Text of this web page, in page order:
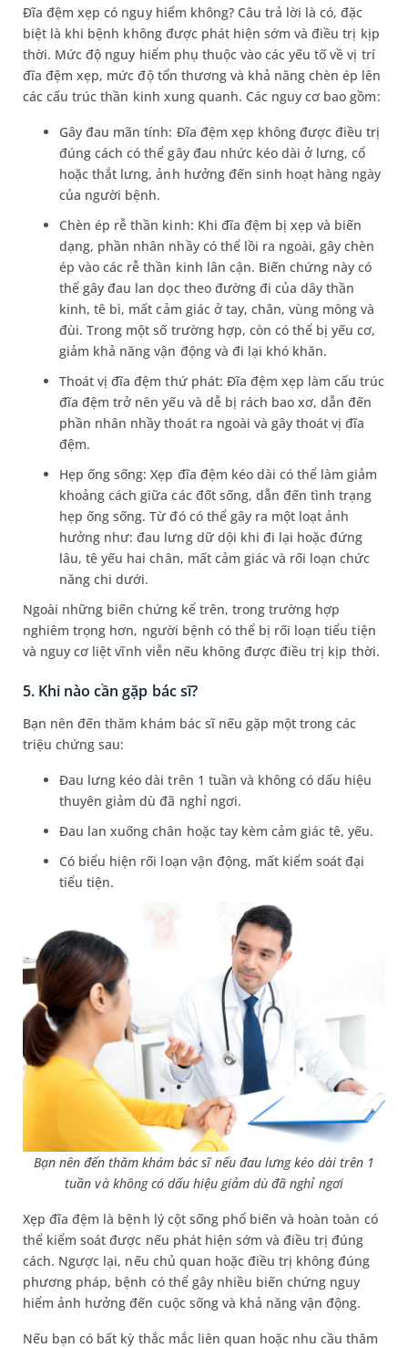
Đĩa đệm xẹp có nguy hiểm không? Câu trả lời là có, đặc
biệt là khi bệnh không được phát hiện sớm và điều trị kịp
thời. Mức độ nguy hiểm phụ thuộc vào các yếu tố về vị trí
đĩa đệm xẹp, mức độ tổn thương và khả năng chèn ép lên
các cấu trúc thần kinh xung quanh. Các nguy cơ bao gồm:
Gây đau mãn tính: Đĩa đệm xẹp không được điều trị
đúng cách có thể gây đau nhức kéo dài ở lưng, cổ
hoặc thắt lưng, ảnh hưởng đến sinh hoạt hàng ngày
của người bệnh.
Chèn ép rễ thần kinh: Khi đĩa đệm bị xẹp và biến
dạng, phần nhân nhầy có thể lồi ra ngoài, gây chèn
ép vào các rễ thần kinh lân cận. Biến chứng này có
thể gây đau lan dọc theo đường đi của dây thần
kinh, tê bì, mất cảm giác ở tay, chân, vùng mông và
đùi. Trong một số trường hợp, còn có thể bị yếu cơ,
giảm khả năng vận động và đi lại khó khăn.
Thoát vị đĩa đệm thứ phát: Đĩa đệm xẹp làm cấu trúc
đĩa đệm trở nên yếu và dễ bị rách bao xơ, dẫn đến
phần nhân nhầy thoát ra ngoài và gây thoát vị đĩa
đệm.
Hẹp ống sống: Xẹp đĩa đệm kéo dài có thể làm giảm
khoảng cách giữa các đốt sống, dẫn đến tình trạng
hẹp ống sống. Từ đó có thể gây ra một loạt ảnh
hưởng như: đau lưng dữ dội khi đi lại hoặc đứng
lâu, tê yếu hai chân, mất cảm giác và rối loạn chức
năng chi dưới.
Ngoài những biến chứng kể trên, trong trường hợp
nghiêm trọng hơn, người bệnh có thể bị rối loạn tiểu tiện
và nguy cơ liệt vĩnh viễn nếu không được điều trị kịp thời.
5. Khi nào cần gặp bác sĩ?
Bạn nên đến thăm khám bác sĩ nếu gặp một trong các
triệu chứng sau:
Đau lưng kéo dài trên 1 tuần và không có dấu hiệu
thuyên giảm dù đã nghỉ ngơi.
Đau lan xuống chân hoặc tay kèm cảm giác tê, yếu.
Có biểu hiện rối loạn vận động, mất kiểm soát đại
tiểu tiện.
Bạn nên đến thăm khám bác sĩ nếu đau lưng kéo dài trên 1
tuần và không có dấu hiệu giảm dù đã nghỉ ngơi
Xẹp đĩa đệm là bệnh lý cột sống phổ biến và hoàn toàn có
thể kiểm soát được nếu phát hiện sớm và điều trị đúng
cách. Ngược lại, nếu chủ quan hoặc điều trị không đúng
phương pháp, bệnh có thể gây nhiều biến chứng nguy
hiểm ảnh hưởng đến cuộc sống và khả năng vận động.
Nếu bạn có bất kỳ thắc mắc liên quan hoặc nhu cầu thăm